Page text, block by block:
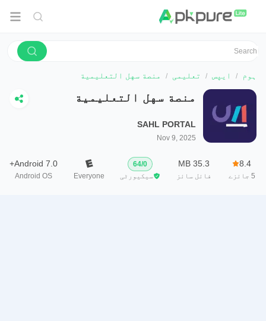
ہوم ایپس تعلیمی منصة سهل التعليمية
منصة سهل التعليمية
SAHL PORTAL
Nov 9, 2025
8.4
5 جائزے
35.3 MB
فائل سائز
0
/
64
سیکیورٹی
Everyone
Android 7.0+
Android OS